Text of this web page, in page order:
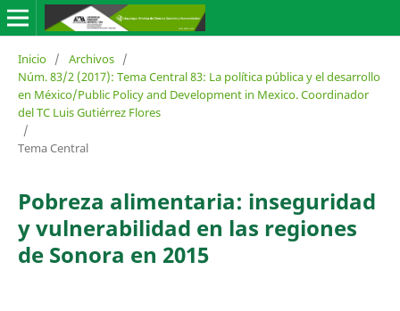
Inicio / Archivos /
Núm. 83/2 (2017): Tema Central 83: La política pública y el desarrollo
en México/Public Policy and Development in Mexico. Coordinador
del TC Luis Gutiérrez Flores
/
Tema Central
Pobreza alimentaria: inseguridad
y vulnerabilidad en las regiones
de Sonora en 2015